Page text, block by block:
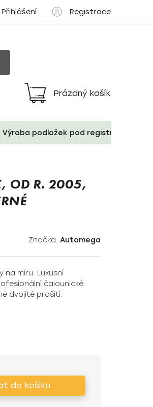
Přihlášení Registrace
Nákupní
košík
Prázdný košík
Výroba podložek pod registrační
OD R. 2005,
Značka: Automega
na míru. Luxusní
čalounické
dvojité prošití.
do košíku